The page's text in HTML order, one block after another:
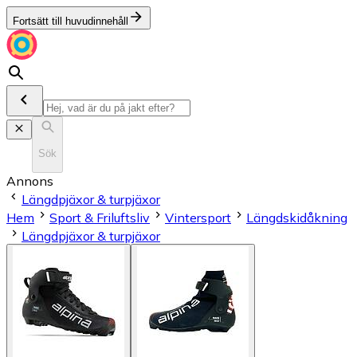
Fortsätt till huvudinnehåll
Sök
Annons
Längdpjäxor & turpjäxor
Hem
Sport & Friluftsliv Vintersport
Längdskidåkning
Längdpjäxor & turpjäxor